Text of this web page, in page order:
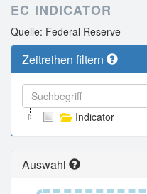
EC INDICATOR
Quelle: Federal Reserve
Zeitreihen filtern
Indicator
Auswahl